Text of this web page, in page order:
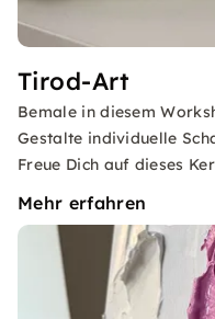
Tirod-Art
Bemale in diesem
Gestalte individuelle
Freue Dich auf dieses
Mehr erfahren